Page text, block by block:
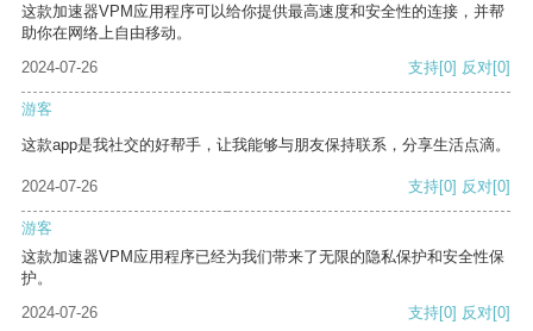
这款加速器VPM应用程序可以给你提供最高速度和安全性的连接，并帮
助你在网络上自由移动。
2024-07-26
支持[0] 反对[0]
游客
这款app是我社交的好帮手，让我能够与朋友保持联系，分享生活点滴。
2024-07-26 支持[0] 反对[0]
游客
这款加速器VPM应用程序已经为我们带来了无限的隐私保护和安全性保
护。
2024-07-26
支持[0] 反对[0]